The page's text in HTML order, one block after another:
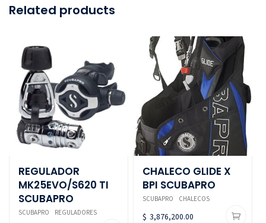
Related products
REGULADOR
MK25EVO/S620 TI
SCUBAPRO
SCUBAPRO REGULADORES
CHALECO GLIDE X
BPI SCUBAPRO
SCUBAPRO CHALECOS
$ 3,876,200.00